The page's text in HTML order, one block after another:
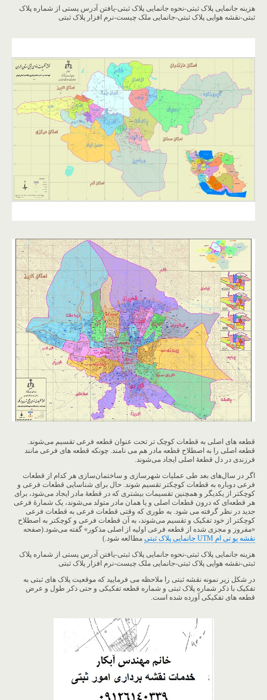
هزینه جانمایی پلاک ثبتی-نحوه جانمایی پلاک ثبتی-یافتن آدرس پستی از شماره پلاک
ثبتی-نقشه هوایی پلاک ثبتی-جانمایی ملک چیست-نرم افزار پلاک ثبتی
قطعه های اصلی به قطعات کوچک تر تحت عنوان قطعه فرعی تقسیم می‌شوند.
قطعه اصلی را به اصطلاح قطعه مادر هم می نامند. چونکه قطعه های فرعی مانند
فرزندی در دل قطعۀ اصلی ایجاد می‌شوند.
اگر در سال‌های بعد طی عملیات شهرسازی و ساختمان‌سازی هر کدام از قطعات
فرعی دوباره به قطعات کوچکتر تقسیم ‌شوند. حال برای شناسایی قطعات فرعی و
کوچکتر از یکدیگر و همچنین تقسیمات بیشتری که در قطعۀ مادر ایجاد می‌شود، برای
هر قطعه‌ای که درون قطعات اصلی و یا همان مادر متولد می‌شوند، یک شمارۀ فرعی
جدید در نظر گرفته می شود. به طوری که وقتی قطعات فرعی به قطعات فرعی
کوچکتر از خود تفکیک و تقسیم می‌شوند، به آن قطعات فرعی و کوچکتر به اصطلاح
«مفروز و مجزی شده از قطعه فرعی اولیه از اصلی مذکور» گفته می‌شود.(صفحه
نقشه یو تی ام UTM جانمایی پلاک ثبتی
مطالعه شود.)
هزینه جانمایی پلاک ثبتی-نحوه جانمایی پلاک ثبتی-یافتن آدرس پستی از شماره پلاک
ثبتی-نقشه هوایی پلاک ثبتی-جانمایی ملک چیست-نرم افزار پلاک ثبتی
در شکل زیر نمونه نقشه ثبتی را ملاحظه می فرمایید که موقعیت پلاک های ثبتی به
تفکیک با ذکر شماره پلاک ثبتی و شماره قطعه تفکیکی و حتی ذکر طول و عرض
قطعه های تفکیکی آورده شده است.